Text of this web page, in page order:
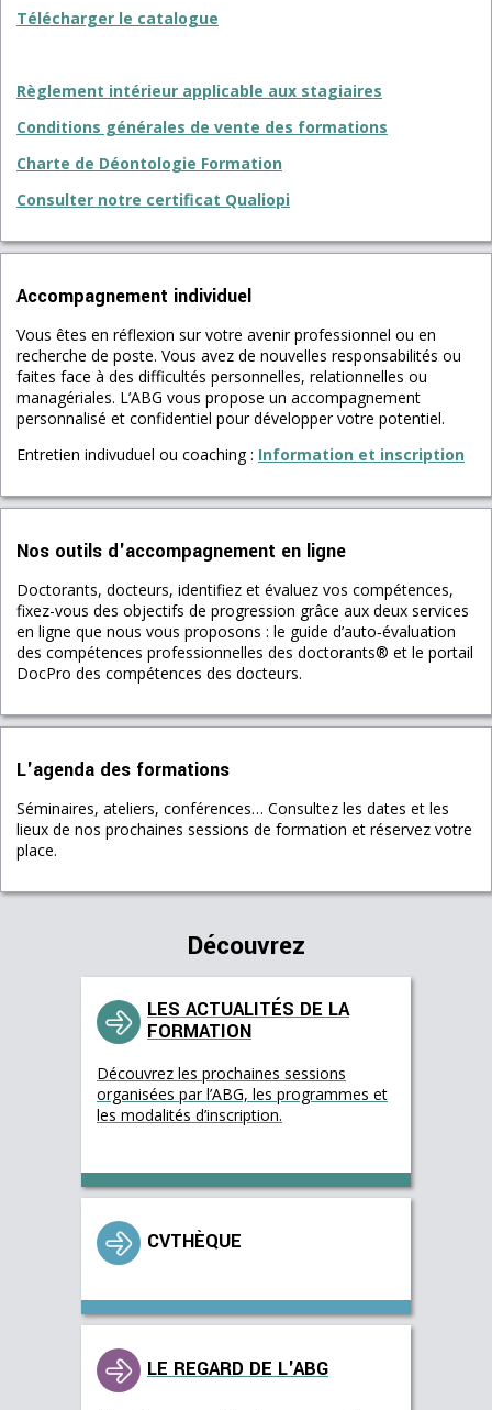
Télécharger le catalogue
Règlement intérieur applicable aux stagiaires
Conditions générales de vente des formations
Charte de Déontologie Formation
Consulter notre certificat Qualiopi
Accompagnement individuel
Vous êtes en réflexion sur votre avenir professionnel ou en
recherche de poste. Vous avez de nouvelles responsabilités ou
faites face à des difficultés personnelles, relationnelles ou
managériales. L’ABG vous propose un accompagnement
personnalisé et confidentiel pour développer votre potentiel.
Entretien indivuduel ou coaching : Information et inscription
Nos outils d'accompagnement en ligne
Doctorants, docteurs, identifiez et évaluez vos compétences,
fixez-vous des objectifs de progression grâce aux deux services
en ligne que nous vous proposons : le guide d’auto‐évaluation
des compétences professionnelles des doctorants® et le portail
DocPro des compétences des docteurs.
L'agenda des formations
Séminaires, ateliers, conférences… Consultez les dates et les
lieux de nos prochaines sessions de formation et réservez votre
place.
Découvrez
LES ACTUALITÉS DE LA
FORMATION
Découvrez les prochaines sessions
organisées par l’ABG, les programmes et
les modalités d’inscription.
CVTHÈQUE
LE REGARD DE L'ABG